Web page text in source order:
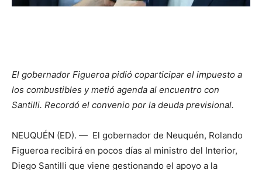
El gobernador Figueroa pidió coparticipar el impuesto a
los combustibles y metió agenda al encuentro con
Santilli. Recordó el convenio por la deuda previsional.
NEUQUÉN (ED). — El gobernador de Neuquén, Rolando
Figueroa recibirá en pocos días al ministro del Interior,
Diego Santilli que viene gestionando el apoyo a la